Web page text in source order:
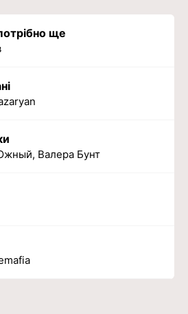
ще
Валера Бунт